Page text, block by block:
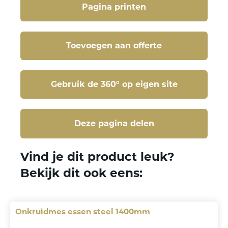
Pagina printen
Toevoegen aan offerte
Gebruik de 360° op eigen site
Deze pagina delen
Deze pagina delen
Vind je dit product leuk?
Bekijk dit ook eens:
Onkruidmes essen steel 1400mm